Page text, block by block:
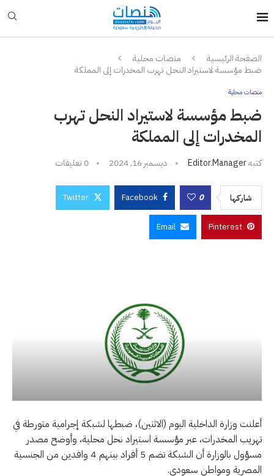
الصفحة الرئيسية
منصات محلية
ضبط مؤسسة لاستيراد النحل تهرب المخدرات إلى المملكة
منصات محلية
ضبط مؤسسة لاستيراد النحل تهرب
المخدرات إلى المملكة
كتبهEditor.manager ديسمبر 16, 2024 0 تعليقات
شاركها 0
Facebook
Twitter
Pinterest
Email
أعلنت وزارة الداخلية اليوم (الاثنين)، ضبطها لشبكة إجرامية متورطة في
تهريب المخدرات، عبر مؤسسة استيراد نحل محلية، وأوضح مصدر
مسؤول بالوزارة أن الشبكة تضم 5 أفراد بينهم 4 وافدين من الجنسية
المصرية ومواطن سعودي.